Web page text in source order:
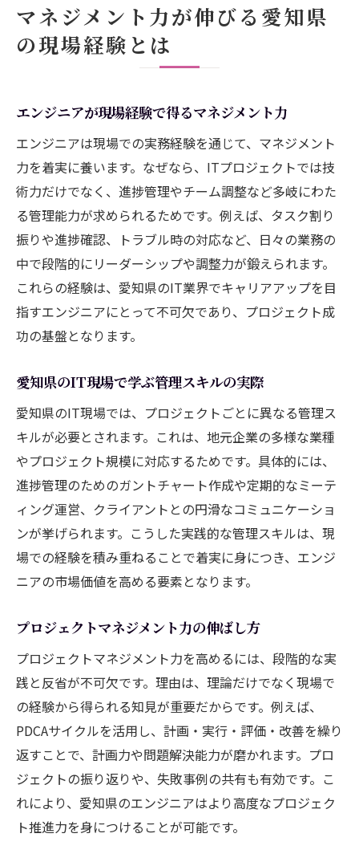
マネジメント力が伸びる愛知県
の現場経験とは
エンジニアが現場経験で得るマネジメント力
エンジニアは現場での実務経験を通じて、マネジメント
力を着実に養います。なぜなら、ITプロジェクトでは技
術力だけでなく、進捗管理やチーム調整など多岐にわた
る管理能力が求められるためです。例えば、タスク割り
振りや進捗確認、トラブル時の対応など、日々の業務の
中で段階的にリーダーシップや調整力が鍛えられます。
これらの経験は、愛知県のIT業界でキャリアアップを目
指すエンジニアにとって不可欠であり、プロジェクト成
功の基盤となります。
愛知県のIT現場で学ぶ管理スキルの実際
愛知県のIT現場では、プロジェクトごとに異なる管理ス
キルが必要とされます。これは、地元企業の多様な業種
やプロジェクト規模に対応するためです。具体的には、
進捗管理のためのガントチャート作成や定期的なミーテ
ィング運営、クライアントとの円滑なコミュニケーショ
ンが挙げられます。こうした実践的な管理スキルは、現
場での経験を積み重ねることで着実に身につき、エンジ
ニアの市場価値を高める要素となります。
プロジェクトマネジメント力の伸ばし方
プロジェクトマネジメント力を高めるには、段階的な実
践と反省が不可欠です。理由は、理論だけでなく現場で
の経験から得られる知見が重要だからです。例えば、
PDCAサイクルを活用し、計画・実行・評価・改善を繰り
返すことで、計画力や問題解決能力が磨かれます。プロ
ジェクトの振り返りや、失敗事例の共有も有効です。こ
れにより、愛知県のエンジニアはより高度なプロジェク
ト推進力を身につけることが可能です。